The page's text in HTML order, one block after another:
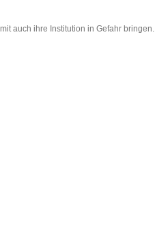
auch ihre Institution in Gefahr bringen.